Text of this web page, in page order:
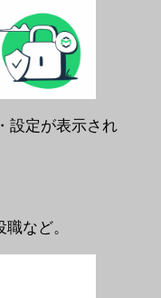
設定が表示され
など。